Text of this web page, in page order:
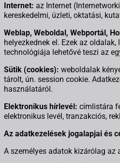
Internet: az Internet
kereskedelmi, üzleti, oktatási,
Weblap, Weboldal, Webportál,
helyezkednek el. Ezek az
technológiája lehetővé teszi az
Sütik (cookies): weboldalak
tárolt, ún. session cookie.
használatáról.
Elektronikus hírlevél: címlistára
elektronikus levél, tranzakciós,
Az adatkezelések jogalapjai és
A személyes adatok kizárólag az